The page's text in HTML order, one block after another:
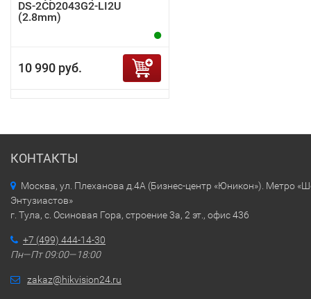
DS-2CD2043G2-LI2U
(2.8mm)
10 990 руб.
КОНТАКТЫ
Москва, ул. Плеханова д.4А (Бизнес-центр «Юникон»). Метро
Энтузиастов»
г. Тула, с. Осиновая Гора, строение 3а, 2 эт., офис 436
+7 (499) 444-14-30
Пн—Пт 09:00—18:00
zakaz@hikvision24.ru